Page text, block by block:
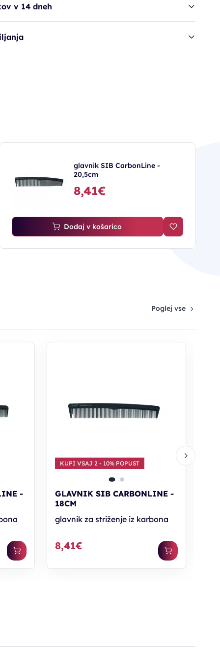
v 14 dneh
glavnik SIB CarbonLine -
20,5cm
8,41€
Dodaj v košarico
Poglej vse
-
KUPI VSAJ 2 - 10% POPUST
GLAVNIK SIB CARBONLINE -
18CM
glavnik za striženje iz karbona
8,41€